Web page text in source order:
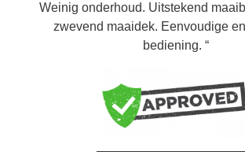
Weinig onderhoud. Uitstekend
zwevend maaidek. Eenvoudige
bediening.